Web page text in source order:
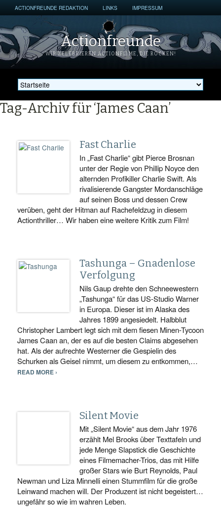
ACTIONFREUNDE REDAKTION LINKS IMPRESSUM
Actionfreunde
WIR ZELEBRIEREN ACTIONFILME, DIE ROCKEN!
Tag-Archiv für ‘James Caan’
Fast Charlie
In „Fast Charlie“ gibt Pierce Brosnan
unter der Regie von Phillip Noyce den
alternden Profikiller Charlie Swift. Als
rivalisierende Gangster Mordanschläge
auf seinen Boss und dessen Crew
verüben, geht der Hitman auf Rachefeldzug in diesem
Actionthriller… Wir haben eine weitere Kritik zum Film!
Tashunga – Gnadenlose
Verfolgung
Nils Gaup drehte den Schneewestern
„Tashunga“ für das US-Studio Warner
in Europa. Dieser ist im Alaska des
Jahres 1899 angesiedelt. Halbblut
Christopher Lambert legt sich mit dem fiesen Minen-Tycoon
James Caan an, der es auf die besten Claims abgesehen
hat. Als der aufrechte Westerner die Gespielin des
Schurken als Geisel nimmt, um diesem zu entkommen,…
READ MORE ›
Silent Movie
Mit „Silent Movie“ aus dem Jahr 1976
erzählt Mel Brooks über Texttafeln und
jede Menge Slapstick die Geschichte
eines Filmemacher-Trios, das mit Hilfe
großer Stars wie Burt Reynolds, Paul
Newman und Liza Minnelli einen Stummfilm für die große
Leinwand machen will. Der Produzent ist nicht begeistert…
ungefähr so wie im wahren Leben.